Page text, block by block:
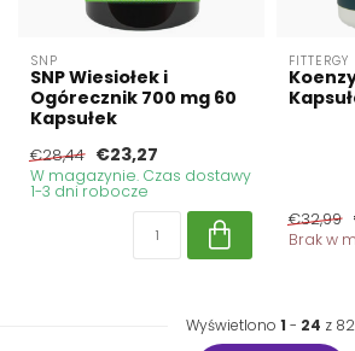
SNP
SNP Wiesiołek i
Ogórecznik 700 mg 60
Kapsułek
€28,44 €23,27
W magazynie. Czas dostawy
1-3 dni robocze
FITTERGY
€32,99
Brak w
Wyświetlono 1 - 24 z 82